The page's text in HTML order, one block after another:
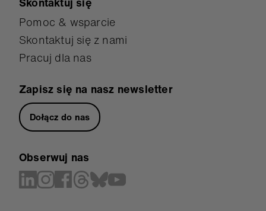
Pomoc & wsparcie
Skontaktuj się z nami
Pracuj dla nas
Zapisz się na nasz newsletter
Dołącz do nas
Obserwuj nas